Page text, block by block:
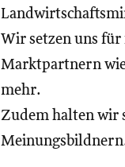
Wir setzen uns
Marktpartnern
mehr.
Zudem halten wir